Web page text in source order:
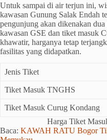
Untuk sampai di air terjun ini,
kawasan Gunung Salak Endah
pengunjung akan dikenakan
kawasan GSE dan tiket masuk
khawatir, harganya tetap
fasilitas yang didapatkan.
Jenis Tiket
Tiket Masuk TNGHS
Tiket Masuk Curug Kondang
Harga Tiket
Baca: KAWAH RATU Bogor